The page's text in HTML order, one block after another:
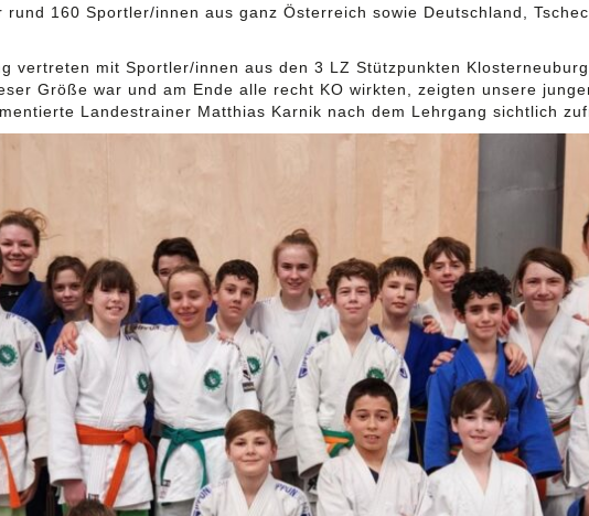
160 Sportler/innen aus ganz Österreich sowie Deutschland,
vertreten mit Sportler/innen aus den 3 LZ Stützpunkten
Größe war und am Ende alle recht KO wirkten, zeigten unsere
Landestrainer Matthias Karnik nach dem Lehrgang sichtlich